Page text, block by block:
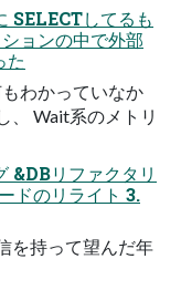
SELECTしてるも
ョンの中で外部
た
わかっていなか
、 Wait系のメトリ
&DBリファクタリ
ドのリライト 3.
を持って望んだ年